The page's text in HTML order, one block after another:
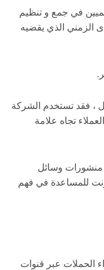
في جمع و تنظيم
الزمني الذي يقضيه
، فقد تستخدم الشركة
تجاه علامة
منشورات وسائل
للمساعدة في فهم
الحملات عبر قنوات